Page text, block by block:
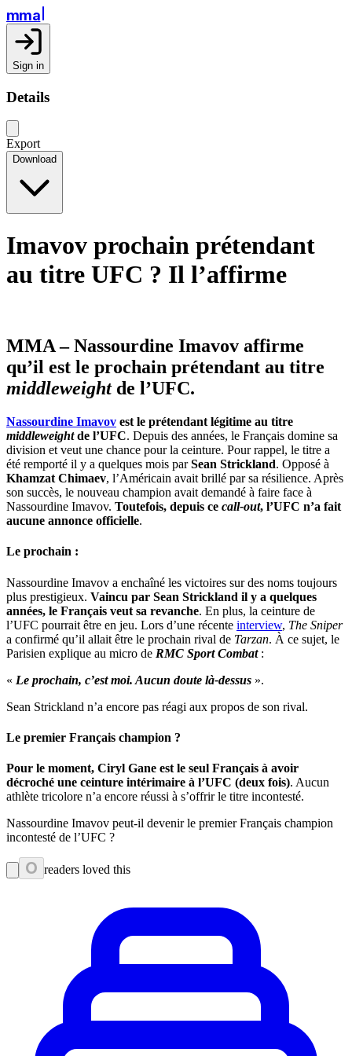
mma
Sign in
Details
Export
Download
Imavov prochain prétendant
au titre UFC ? Il l’affirme
MMA – Nassourdine Imavov affirme
qu’il est le prochain prétendant au titre
middleweightde l’UFC.
Nassourdine Imavov est le prétendant légitime au titre
middleweightde l’UFC. Depuis des années, le Français domine sa
division et veut une chance pour la ceinture. Pour rappel, le titre a
été remporté il y a quelques mois parSean Strickland. Opposé à
Khamzat Chimaev, l’Américain avait brillé par sa résilience. Après
son succès, le nouveau champion avait demandé à faire face à
Nassourdine Imavov. Toutefois, depuis ce call-out, l’UFC n’a fait
aucune annonce officielle.
Le prochain :
Nassourdine Imavov a enchaîné les victoires sur des noms toujours
plus prestigieux. Vaincu par Sean Strickland il y a quelques
années, le Français veut sa revanche. En plus, la ceinture de
l’UFC pourrait être en jeu. Lors d’une récente interview, The Sniper
a confirmé qu’il allait être le prochain rival de Tarzan. À ce sujet, le
Parisien explique au micro de RMC Sport Combat:
« Le prochain, c’est moi. Aucun doute là-dessus ».
Sean Strickland n’a encore pas réagi aux propos de son rival.
Le premier Français champion ?
Pour le moment, Ciryl Gane est le seul Français à avoir
décroché une ceinture intérimaire à l’UFC (deux fois). Aucun
athlète tricolore n’a encore réussi à s’offrir le titre incontesté.
Nassourdine Imavov peut-il devenir le premier Français champion
incontesté de l’UFC ?
0 readers loved this